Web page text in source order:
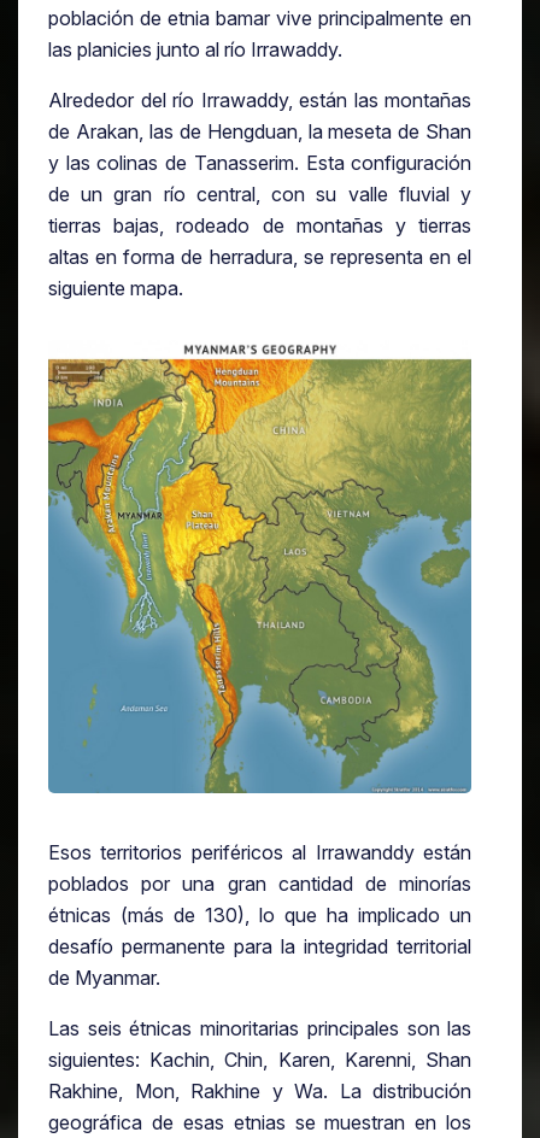
población de etnia bamar vive principalmente en
las planicies junto al río Irrawaddy.
Alrededor del río Irrawaddy, están las montañas
de Arakan, las de Hengduan, la meseta de Shan
y las colinas de Tanasserim. Esta configuración
de un gran río central, con su valle fluvial y
tierras bajas, rodeado de montañas y tierras
altas en forma de herradura, se representa en el
siguiente mapa.
Esos territorios periféricos al Irrawanddy están
poblados por una gran cantidad de minorías
étnicas (más de 130), lo que ha implicado un
desafío permanente para la integridad territorial
de Myanmar.
Las seis étnicas minoritarias principales son las
siguientes: Kachin, Chin, Karen, Karenni, Shan
Rakhine, Mon, Rakhine y Wa. La distribución
geográfica de esas etnias se muestran en los